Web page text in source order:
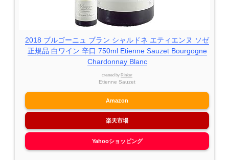
2018 ブルゴーニュ ブラン シャルドネ エティエンヌ ソゼ
正規品 白ワイン 辛口 750ml Etienne Sauzet Bourgogne
Chardonnay Blanc
created by Rinker
Etienne Sauzet
Amazon
楽天市場
Yahooショッピング